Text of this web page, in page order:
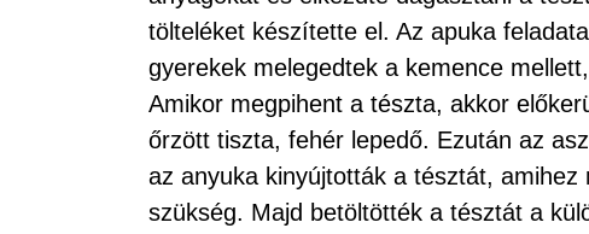
tölteléket készítette el. Az apuka
gyerekek melegedtek a kemence
Amikor megpihent a tészta, akkor
őrzött tiszta, fehér lepedő. Ezután az
az anyuka kinyújtották a tésztát,
szükség. Majd betöltötték a tésztát a